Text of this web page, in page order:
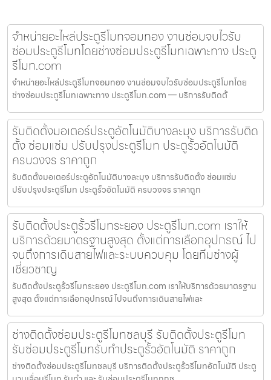
จำหน่ายอะไหล่ประตูรีโมทจอมทอง งานซ่อมจบไวรับ
ซ่อมประตูรีโมทโดยช่างซ่อมประตูรีโมทเฉพาะทาง ประตู
รีโมท.com
จำหน่ายอะไหล่ประตูรีโมทจอมทอง งานซ่อมจบไวรับซ่อมประตูรีโมทโดย
ช่างซ่อมประตูรีโมทเฉพาะทาง ประตูรีโมท.com — บริการรับติดตั้
รับติดตั้งมอเตอร์ประตูอัตโนมัติบางละมุง บริการรับติด
ตั้ง ซ่อมแซ่ม ปรับปรุงประตูรีโมท ประตูรั้วอัตโนมัติ
ครบวงจร ราคาถูก
รับติดตั้งมอเตอร์ประตูอัตโนมัติบางละมุง บริการรับติดตั้ง ซ่อมแซ่ม
ปรับปรุงประตูรีโมท ประตูรั้วอัตโนมัติ ครบวงจร ราคาถูก
รับติดตั้งประตูรั้วรีโมทระยอง ประตูรีโมท.com เราให้
บริการด้วยมาตรฐานสูงสุด ตั้งแต่การเลือกอุปกรณ์ ไป
จนถึงการเดินสายไฟและระบบควบคุม โดยทีมช่างผู้
เชี่ยวชาญ
รับติดตั้งประตูรั้วรีโมทระยอง ประตูรีโมท.com เราให้บริการด้วยมาตรฐาน
สูงสุด ตั้งแต่การเลือกอุปกรณ์ ไปจนถึงการเดินสายไฟและ
ช่างติดตั้งซ่อมประตูรีโมทชลบุรี รับติดตั้งประตูรีโมท
รับซ่อมประตูรีโมทรับทำประตูรั้วอัตโนมัติ ราคาถูก
ช่างติดตั้งซ่อมประตูรีโมทชลบุรี บริการติดตั้งประตูรั้วรีโมทอัตโนมัติ ประตู